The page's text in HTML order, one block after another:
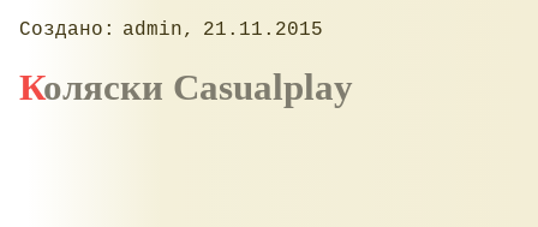
admin 21.11.2015
Коляски Casualplay